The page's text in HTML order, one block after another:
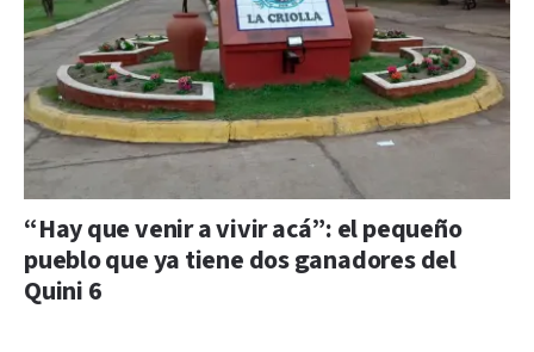
“Hay que venir a vivir acá”: el pequeño
pueblo que ya tiene dos ganadores del
Quini 6